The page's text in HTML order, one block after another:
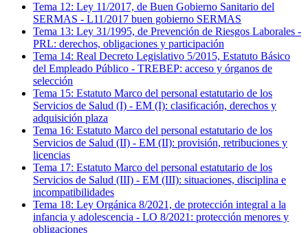
Tema 12: Ley 11/2017, de Buen Gobierno Sanitario del
SERMAS - L11/2017 buen gobierno SERMAS
Tema 13: Ley 31/1995, de Prevención de Riesgos Laborales -
PRL: derechos, obligaciones y participación
Tema 14: Real Decreto Legislativo 5/2015, Estatuto Básico
del Empleado Público - TREBEP: acceso y órganos de
selección
Tema 15: Estatuto Marco del personal estatutario de los
Servicios de Salud (I) - EM (I): clasificación, derechos y
adquisición plaza
Tema 16: Estatuto Marco del personal estatutario de los
Servicios de Salud (II) - EM (II): provisión, retribuciones y
licencias
Tema 17: Estatuto Marco del personal estatutario de los
Servicios de Salud (III) - EM (III): situaciones, disciplina e
incompatibilidades
Tema 18: Ley Orgánica 8/2021, de protección integral a la
infancia y adolescencia - LO 8/2021: protección menores y
obligaciones